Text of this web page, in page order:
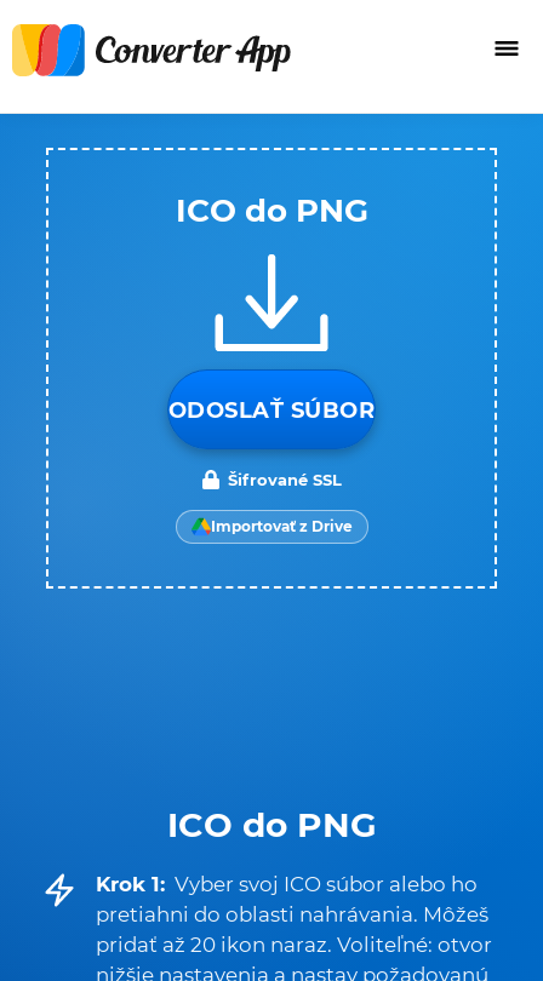
ICO do PNG
Krok 1: Vyber svoj ICO súbor alebo ho
pretiahni do oblasti nahrávania. Môžeš
pridať až 20 ikon naraz. Voliteľné: otvor
nižšie nastavenia a nastav požadovanú
ICO do PNG
ODOSLAŤ SÚBOR
Šifrované SSL
Importovať z Drive